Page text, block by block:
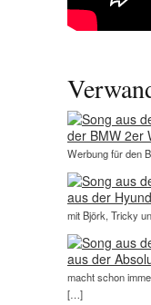
der BMW 2er
Werbung für den
aus der
mit Björk, Tricky
aus der
macht schon
[…]